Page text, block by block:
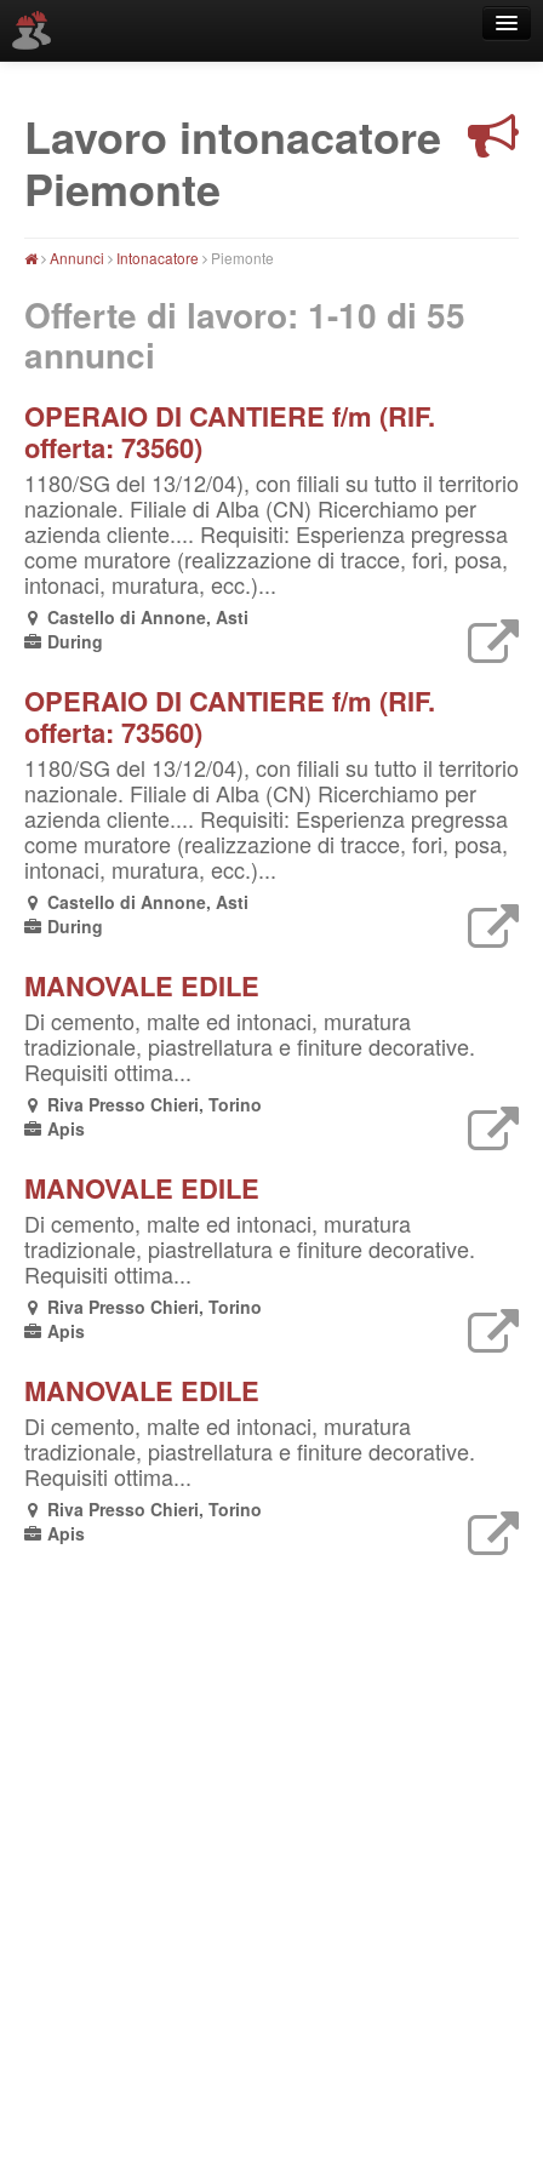
Località
Lavoro intonacatore
Piemonte
Annunci Intonacatore Piemonte
Offerte di lavoro: 1-10 di 55
annunci
OPERAIO DI CANTIERE f/m (RIF.
offerta: 73560)
1180/SG del 13/12/04), con filiali su tutto il territorio
nazionale. Filiale di Alba (CN) Ricerchiamo per
azienda cliente.... Requisiti: Esperienza pregressa
come muratore (realizzazione di tracce, fori, posa,
intonaci, muratura, ecc.)...
Castello di Annone, Asti
During
OPERAIO DI CANTIERE f/m (RIF.
offerta: 73560)
1180/SG del 13/12/04), con filiali su tutto il territorio
nazionale. Filiale di Alba (CN) Ricerchiamo per
azienda cliente.... Requisiti: Esperienza pregressa
come muratore (realizzazione di tracce, fori, posa,
intonaci, muratura, ecc.)...
Castello di Annone, Asti
During
MANOVALE EDILE
Di cemento, malte ed intonaci, muratura
tradizionale, piastrellatura e finiture decorative.
Requisiti ottima...
Riva Presso Chieri, Torino
Apis
MANOVALE EDILE
Di cemento, malte ed intonaci, muratura
tradizionale, piastrellatura e finiture decorative.
Requisiti ottima...
Riva Presso Chieri, Torino
Apis
MANOVALE EDILE
Di cemento, malte ed intonaci, muratura
tradizionale, piastrellatura e finiture decorative.
Requisiti ottima...
Riva Presso Chieri, Torino
Apis